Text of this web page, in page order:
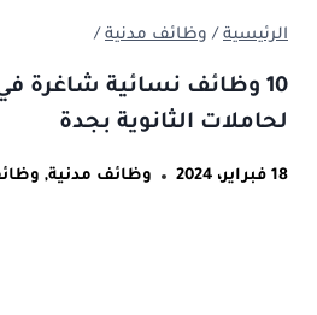
الرئيسية / وظائف مدنية /
10 وظائف نسائية شاغرة
لحاملات الثانوية بجدة
18 فبراير، 2024 وظائف مدنية,